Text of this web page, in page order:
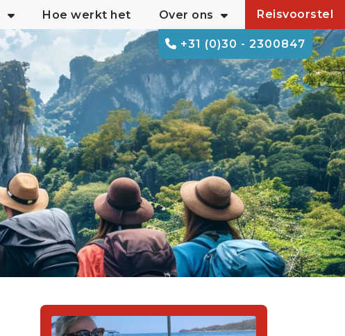
+31 (0)30 - 2300847
Hoe werkt het Over ons Reisvoorstel